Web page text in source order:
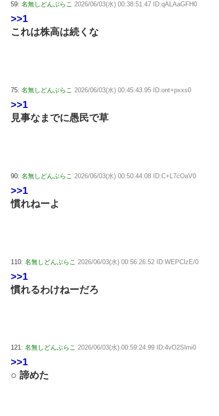
59: 名無しどんぶらこ 2026/06/03(水) 00:38:51.47 ID:qALAaGFH0
>>1
これは株高は続くな
75: 名無しどんぶらこ 2026/06/03(水) 00:45:43.95 ID:ont+pxxs0
>>1
見事なまでに愚民で草
90: 名無しどんぶらこ 2026/06/03(水) 00:50:44.08 ID:C+L7cOaV0
>>1
慣れねーよ
110: 名無しどんぶらこ 2026/06/03(水) 00:56:26.52 ID:WEPClzE/0
>>1
慣れるわけねーだろ
121: 名無しどんぶらこ 2026/06/03(水) 00:59:24.99 ID:4vO2Slmi0
>>1
○ 諦めた